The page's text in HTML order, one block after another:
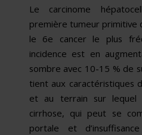
Le carcinome
première tumeur primitive
le 6e cancer le plus
incidence est en
sombre avec 10-15 % de
tient aux caractéristiques
et au terrain sur lequel
cirrhose, qui peut se
portale et